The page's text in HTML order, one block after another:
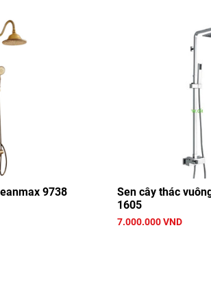
9738
Sen cây thác
1605
7.000.000 VND